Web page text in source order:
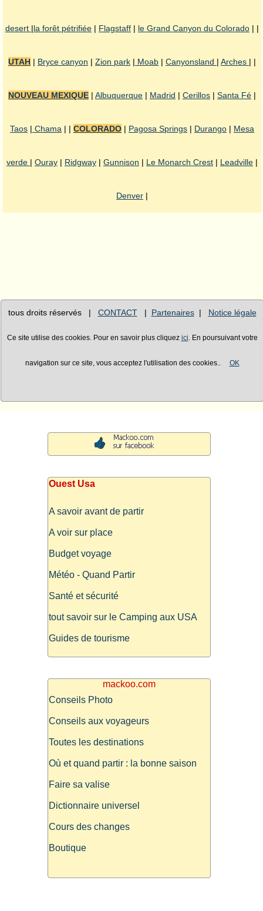
desert |la forêt pétrifiée | Flagstaff | le Grand Canyon du Colorado | |
UTAH | Bryce canyon | Zion park | Moab | Canyonsland | Arches | |
NOUVEAU MEXIQUE | Albuquerque | Madrid | Cerillos | Santa Fé |
Taos | Chama | | COLORADO | Pagosa Springs | Durango | Mesa
verde | Ouray | Ridgway | Gunnison | Le Monarch Crest | Leadville |
Denver |
tous droits réservés | CONTACT| Partenaires| Notice légale
Ce site utilise des cookies. Pour en savoir plus cliquez ici . En poursuivant votre
navigation sur ce site, vous acceptez l'utilisation des cookies.. OK
Ouest Usa
A savoir avant de partir
A voir sur place
Budget voyage
Météo - Quand Partir
Santé et sécurité
tout savoir sur le Camping aux USA
Guides de tourisme
mackoo.com
Conseils Photo
Conseils aux voyageurs
Toutes les destinations
Où et quand partir : la bonne saison
Faire sa valise
Dictionnaire universel
Cours des changes
Boutique